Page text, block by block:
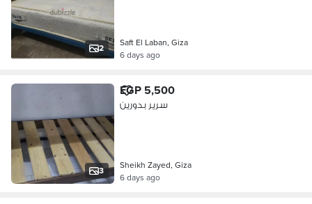
2
Saft El Laban, Giza
6 days ago
3
EGP 5,500
سرير بدورين
Sheikh Zayed, Giza
6 days ago